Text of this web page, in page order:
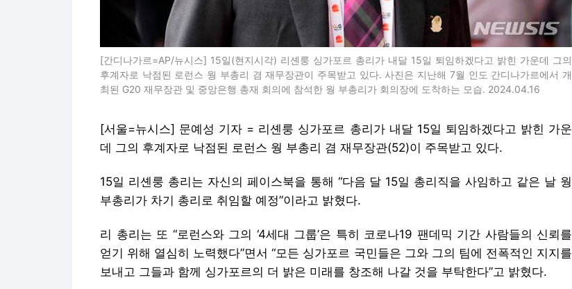
[간디나가르=AP/뉴시스] 15일(현지시각) 리셴룽 싱가포르 총리가 내달 15일 퇴임하겠다고 밝힌 가운데 그의
후계자로 낙점된 로런스 웡 부총리 겸 재무장관이 주목받고 있다. 사진은 지난해 7월 인도 간디나가르에서 개
최된 G20 재무장관 및 중앙은행 총재 회의에 참석한 웡 부총리가 회의장에 도착하는 모습. 2024.04.16
[서울=뉴시스] 문예성 기자 = 리셴룽 싱가포르 총리가 내달 15일 퇴임하겠다고 밝힌 가운
데 그의 후계자로 낙점된 로런스 웡 부총리 겸 재무장관(52)이 주목받고 있다.
15일 리셴룽 총리는 자신의 페이스북을 통해 “다음 달 15일 총리직을 사임하고 같은 날 웡
부총리가 차기 총리로 취임할 예정”이라고 밝혔다.
리 총리는 또 “로런스와 그의 ‘4세대 그룹’은 특히 코로나19 팬데믹 기간 사람들의 신뢰를
얻기 위해 열심히 노력했다”면서 “모든 싱가포르 국민들은 그와 그의 팀에 전폭적인 지지를
보내고 그들과 함께 싱가포르의 더 밝은 미래를 창조해 나갈 것을 부탁한다”고 밝혔다.